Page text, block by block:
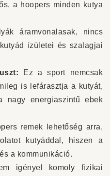
a hoopers minden kutya
áramvonalasak, nincs
ízületei és szalagjai
Ez a sport nemcsak
is lefárasztja a kutyát,
nagy energiaszintű ebek
remek lehetőség arra,
kutyáddal, hiszen a
a kommunikáció.
igényel komoly fizikai